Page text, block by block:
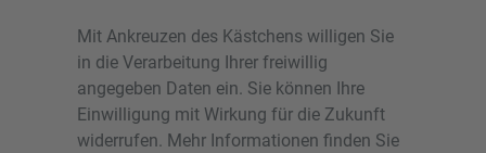
Mit Ankreuzen des Kästchens willigen Sie
in die Verarbeitung Ihrer freiwillig
angegeben Daten ein. Sie können Ihre
Einwilligung mit Wirkung für die Zukunft
widerrufen. Mehr Informationen finden Sie